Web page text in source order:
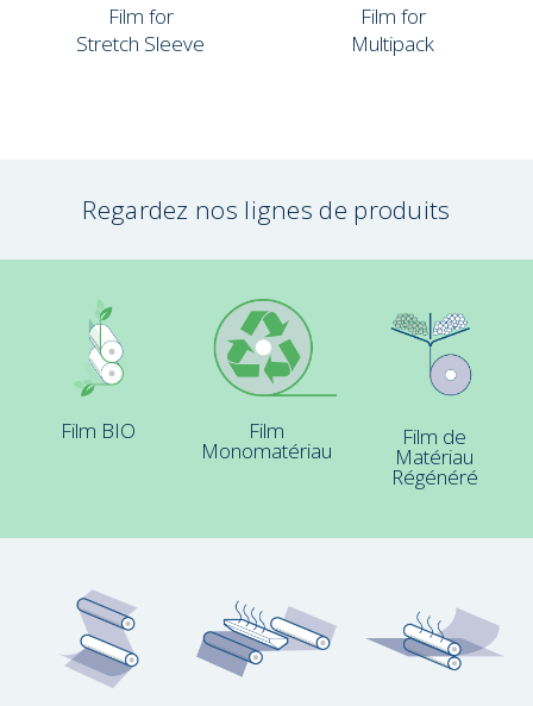
Film for
Stretch Sleeve
Film for
Multipack
Regardez nos lignes de produits
Film BIO Film
Monomatériau
Film de
Matériau
Régénéré